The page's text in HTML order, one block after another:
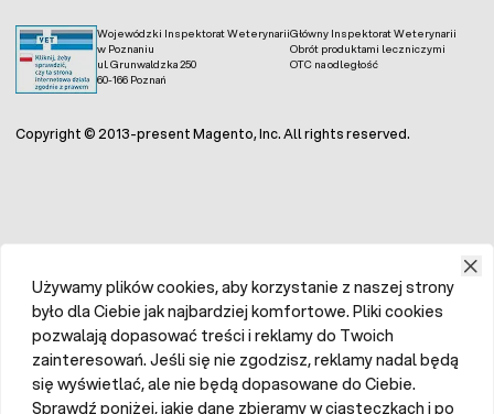
Wojewódzki Inspektorat Weterynarii
w Poznaniu
ul. Grunwaldzka 250
60-166 Poznań
Główny Inspektorat Weterynarii
Obrót produktami leczniczymi
OTC na odległość
Copyright © 2013-present Magento, Inc. All rights reserved.
Używamy plików cookies, aby korzystanie z naszej strony
było dla Ciebie jak najbardziej komfortowe. Pliki cookies
pozwalają dopasować treści i reklamy do Twoich
zainteresowań. Jeśli się nie zgodzisz, reklamy nadal będą
się wyświetlać, ale nie będą dopasowane do Ciebie.
Sprawdź poniżej, jakie dane zbieramy w ciasteczkach i po